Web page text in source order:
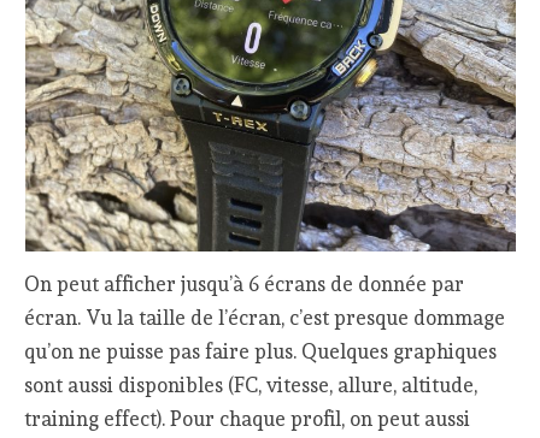
On peut afficher jusqu’à 6 écrans de donnée par
écran. Vu la taille de l’écran, c’est presque dommage
qu’on ne puisse pas faire plus. Quelques graphiques
sont aussi disponibles (FC, vitesse, allure, altitude,
training effect). Pour chaque profil, on peut aussi